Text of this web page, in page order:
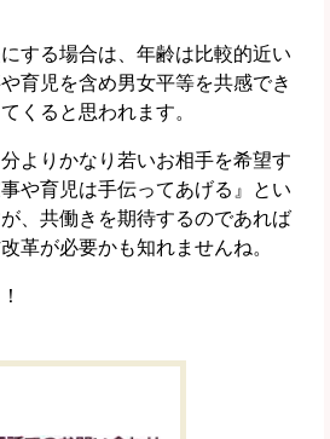
する場合は、年齢は比較的近い
育児を含め男女平等を共感でき
くると思われます。
よりかなり若いお相手を希望す
や育児は手伝ってあげる』とい
、共働きを期待するのであれば
革が必要かも知れませんね。